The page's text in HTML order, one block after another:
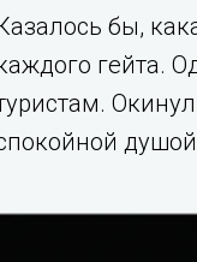
бы,
гейта.